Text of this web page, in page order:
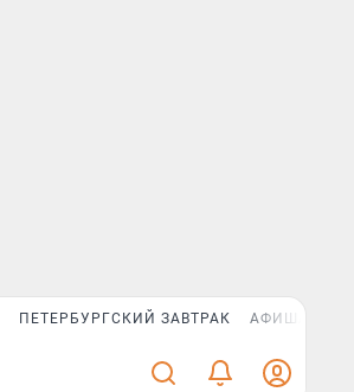
ПЕТЕРБУРГСКИЙ ЗАВТРАК АФИША PLUS